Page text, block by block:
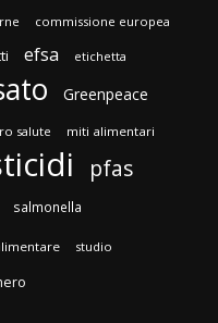
commissione europea
efsa etichetta
Greenpeace
salute miti alimentari
pfas
salmonella
studio